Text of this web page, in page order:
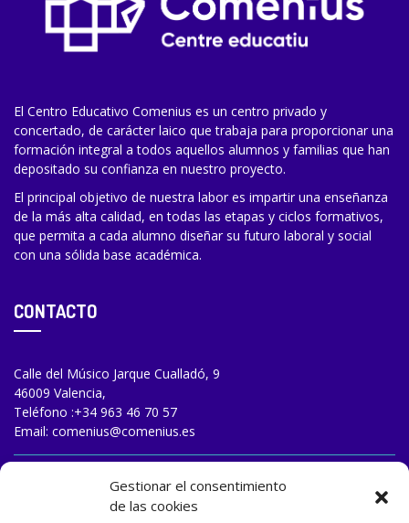
Gestionar el consentimiento
de las cookies
El Centro Educativo Comenius es un centro privado y
concertado, de carácter laico que trabaja para proporcionar una
formación integral a todos aquellos alumnos y familias que han
depositado su confianza en nuestro proyecto.
El principal objetivo de nuestra labor es impartir una enseñanza
de la más alta calidad, en todas las etapas y ciclos formativos,
que permita a cada alumno diseñar su futuro laboral y social
con una sólida base académica.
CONTACTO
Calle del Músico Jarque Cualladó, 9
46009 Valencia,
Teléfono :+34 963 46 70 57
Email: comenius@comenius.es
TRABAJA CON NOSOTROS